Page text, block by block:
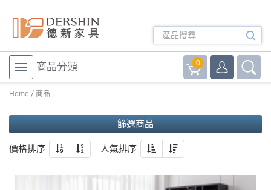
商品分類 0
Home 商品
篩選商品
價格排序 人氣排序